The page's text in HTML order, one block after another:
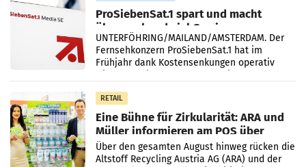
ProSiebenSat.1 spart und macht
überraschend viel Gewinn
UNTERFÖHRING/MAILAND/AMSTERDAM. Der
Fernsehkonzern ProSiebenSat.1 hat im
Frühjahr dank Kostensenkungen operativ
RETAIL
Eine Bühne für Zirkularität: ARA und
Müller informieren am POS über
Kreislauffähigkeit
Über den gesamten August hinweg rücken die
Altstoff Recycling Austria AG (ARA) und der